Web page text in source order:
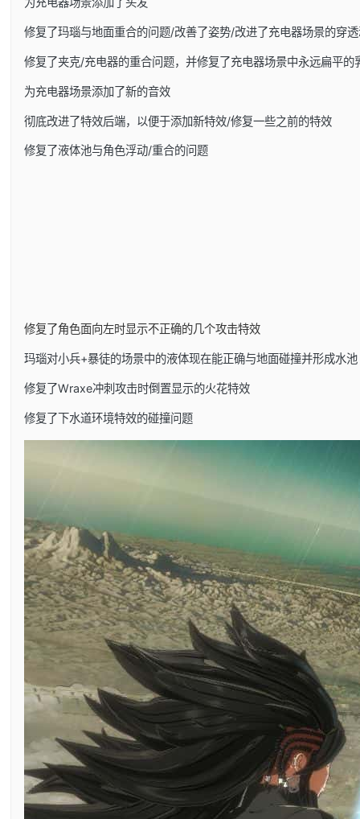
修复了玛瑙与地面重合的问题/改善了姿势/改进了充电器场景的穿
修复了夹克/充电器的重合问题，并修复了充电器场景中永远扁平的
为充电器场景添加了新的音效
彻底改进了特效后端，以便于添加新特效/修复一些之前的特效
修复了液体池与角色浮动/重合的问题
修复了角色面向左时显示不正确的几个攻击特效
玛瑙对小兵+暴徒的场景中的液体现在能正确与地面碰撞并形成水池
修复了Wraxe冲刺攻击时倒置显示的火花特效
修复了下水道环境特效的碰撞问题